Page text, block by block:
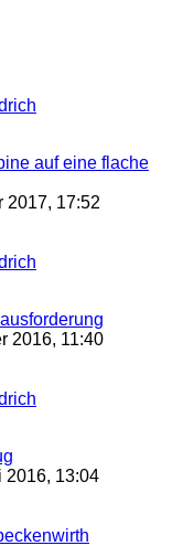
auf eine flache
2017, 17:52
2016, 11:40
2016, 13:04